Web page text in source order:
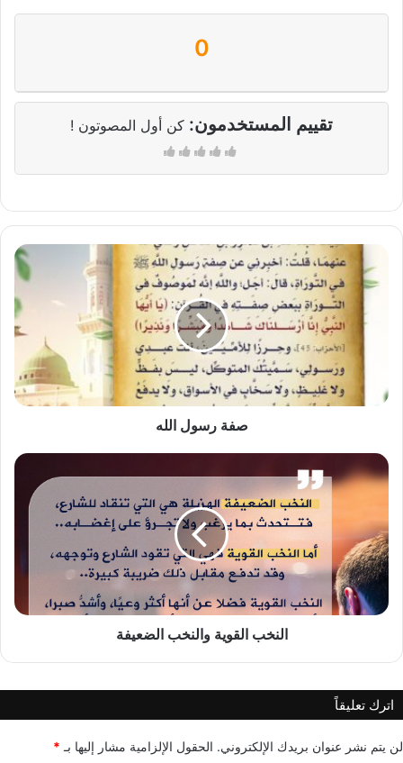
0
تقييم المستخدمون: كن أول المصوتون !
رسول
الله
صفة رسول الله
النخب
القوية
النخب القوية والنخب الضعيفة
اترك تعليقاً
لن يتم نشر عنوان بريدك الإلكتروني. الحقول الإلزامية مشار إليها بـ *